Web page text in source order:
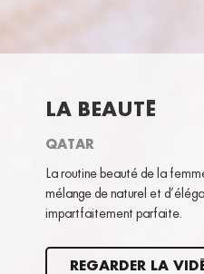
LA BEAUTÉ
QATAR
La routine beauté de la
mélange de naturel et
impartfaitement parfaite.
REGARDER LA